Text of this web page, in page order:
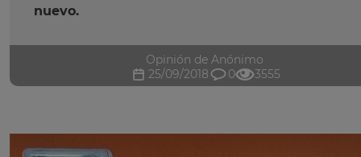
nuevo.
Opinión de Anónimo
25/09/2018
0 3555